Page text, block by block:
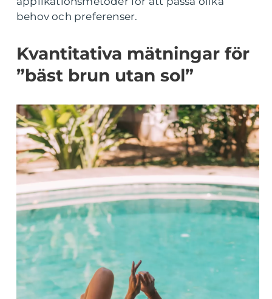
behov och preferenser.
Kvantitativa mätningar för
”bäst brun utan sol”